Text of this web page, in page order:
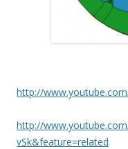
http://
http://
vSk&feature=related